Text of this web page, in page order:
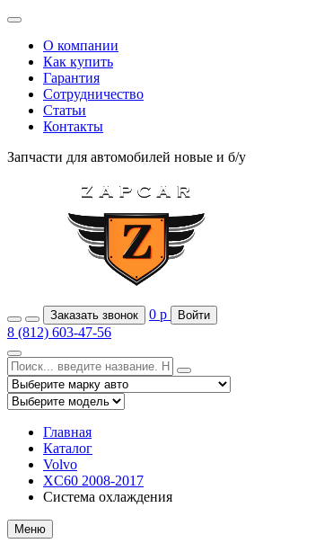
О компании
Как купить
Гарантия
Сотрудничество
Статьи
Контакты
Запчасти для автомобилей новые и б/у
Заказать звонок 0 р Войти
8 (812) 603-47-56
Главная
Каталог
Volvo
XC60 2008-2017
Система охлаждения
Меню